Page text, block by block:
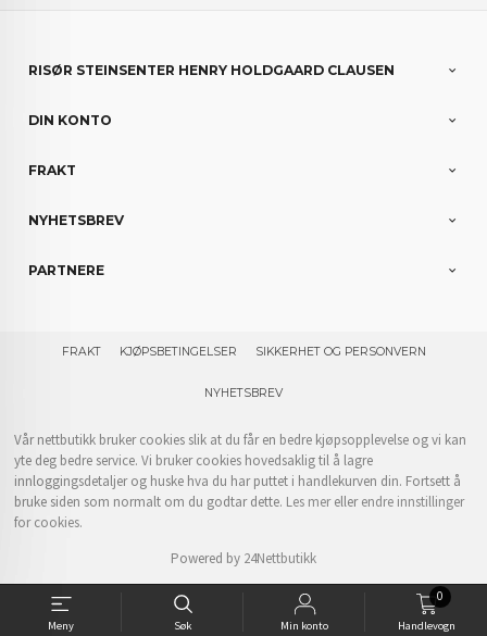
Meny Søk Min konto Handlevogn
0
RISØR STEINSENTER HENRY HOLDGAARD CLAUSEN
DIN KONTO
FRAKT
NYHETSBREV
PARTNERE
FRAKT KJØPSBETINGELSER SIKKERHET OG PERSONVERN
NYHETSBREV
Vår nettbutikk bruker cookies slik at du får en bedre kjøpsopplevelse og vi kan
yte deg bedre service. Vi bruker cookies hovedsaklig til å lagre
innloggingsdetaljer og huske hva du har puttet i handlekurven din. Fortsett å
bruke siden som normalt om du godtar dette. Les merellerendre innstillinger
for cookies.
Powered by 24Nettbutikk